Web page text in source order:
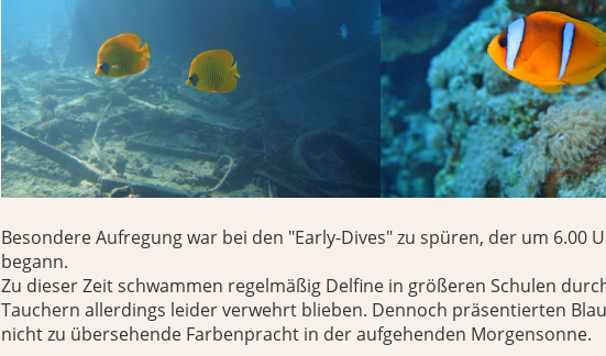
Besondere Aufregung war bei den "Early-Dives" zu spüren, der um 6.00
begann.
Zu dieser Zeit schwammen regelmäßig Delfine in größeren Schulen
Tauchern allerdings leider verwehrt blieben. Dennoch präsentierten
nicht zu übersehende Farbenpracht in der aufgehenden Morgensonne.